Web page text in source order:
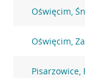
Oświęcim,
Oświęcim,
Pisarzowice,